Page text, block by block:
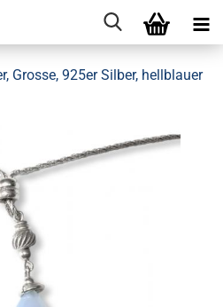
Grosse, 925er Silber, hellblauer